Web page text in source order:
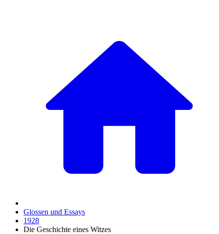
Glossen und Essays
1928
Die Geschichte eines Witzes